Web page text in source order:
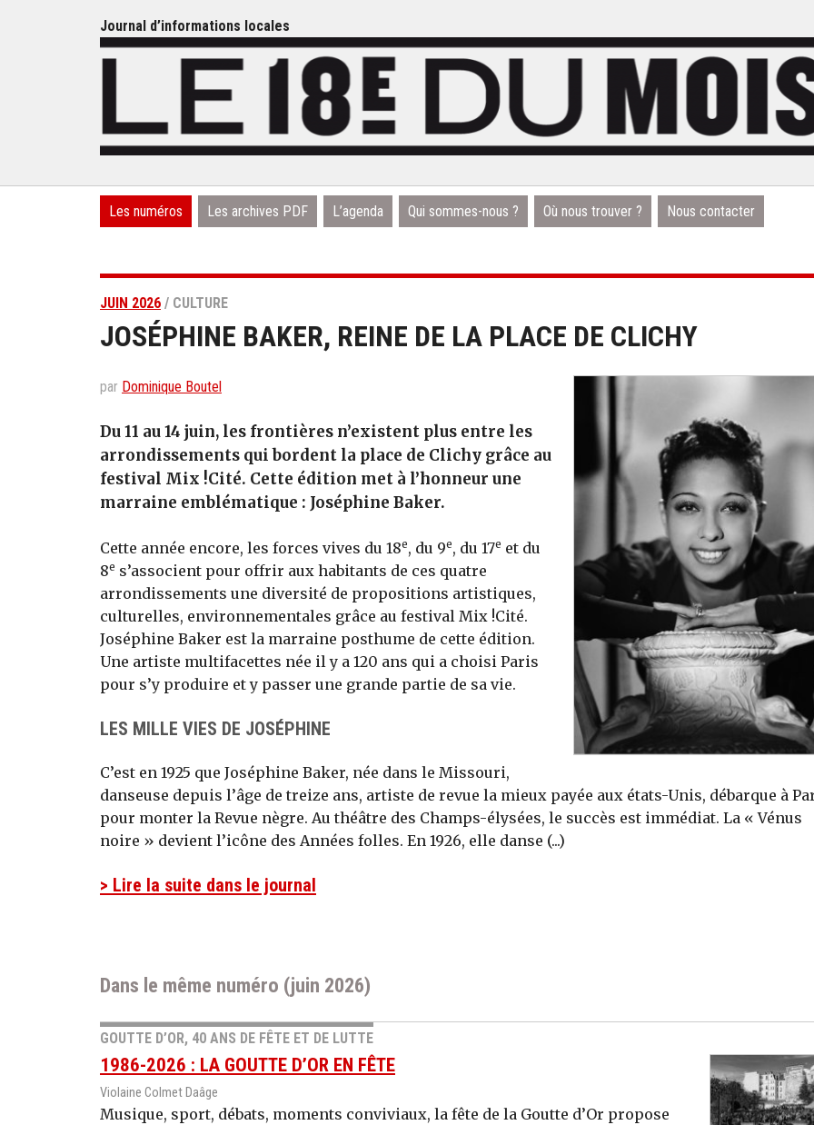
Journal d’informations locales
Les numéros Les archives PDF L’agenda Qui sommes-nous ? Où nous trouver ? Nous contacter
JUIN 2026 / CULTURE
JOSÉPHINE BAKER, REINE DE LA PLACE DE CLICHY
par Dominique Boutel
Du 11 au 14 juin, les frontières n’existent plus entre les
arrondissements qui bordent la place de Clichy grâce au
festival Mix !Cité. Cette édition met à l’honneur une
marraine emblématique : Joséphine Baker.
Cette année encore, les forces vives du 18e, du 9e, du 17e et du
8e s’associent pour offrir aux habitants de ces quatre
arrondissements une diversité de propositions artistiques,
culturelles, environnementales grâce au festival Mix !Cité.
Joséphine Baker est la marraine posthume de cette édition.
Une artiste multifacettes née il y a 120 ans qui a choisi Paris
pour s’y produire et y passer une grande partie de sa vie.
LES MILLE VIES DE JOSÉPHINE
C’est en 1925 que Joséphine Baker, née dans le Missouri,
danseuse depuis l’âge de treize ans, artiste de revue la mieux payée aux états-Unis, débarque à
pour monter la Revue nègre. Au théâtre des Champs-élysées, le succès est immédiat. La « Vénus
noire » devient l’icône des Années folles. En 1926, elle danse (...)
> Lire la suite dans le journal
Dans le même numéro (juin 2026)
GOUTTE D’OR, 40 ANS DE FÊTE ET DE LUTTE
1986-2026 : LA GOUTTE D’OR EN FÊTE
Violaine Colmet Daâge
Musique, sport, débats, moments conviviaux, la fête de la Goutte d’Or propose